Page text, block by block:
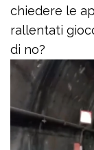
chiedere le
rallentati
di no?